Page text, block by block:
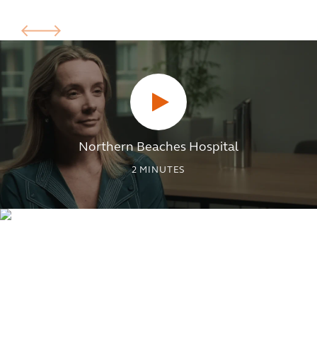
Northern Beaches Hospital
2 MINUTES